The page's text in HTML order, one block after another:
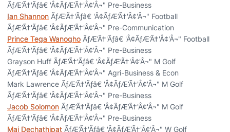
ÃƒÆ’Ã†'Ãƒâ€ 'Â¢ÃƒÆ’Ã†'Â¢'Â¬" Pre-Business
Ian Shannon ÃƒÆ’Ã†'Ãƒâ€ 'Â¢ÃƒÆ’Ã†'Â¢'Â¬" Football
ÃƒÆ’Ã†'Ãƒâ€ 'Â¢ÃƒÆ’Ã†'Â¢'Â¬" Pre-Communication
Prince Tega Wanogho ÃƒÆ’Ã†'Ãƒâ€ 'Â¢ÃƒÆ’Ã†'Â¢'Â¬" Football
ÃƒÆ’Ã†'Ãƒâ€ 'Â¢ÃƒÆ’Ã†'Â¢'Â¬" Pre-Business
Grayson Huff ÃƒÆ’Ã†'Ãƒâ€ 'Â¢ÃƒÆ’Ã†'Â¢'Â¬" M Golf
ÃƒÆ’Ã†'Ãƒâ€ 'Â¢ÃƒÆ’Ã†'Â¢'Â¬" Agri-Business & Econ
Mark Lawrence ÃƒÆ’Ã†'Ãƒâ€ 'Â¢ÃƒÆ’Ã†'Â¢'Â¬" M Golf
ÃƒÆ’Ã†'Ãƒâ€ 'Â¢ÃƒÆ’Ã†'Â¢'Â¬" Pre-Business
Jacob Solomon ÃƒÆ’Ã†'Ãƒâ€ 'Â¢ÃƒÆ’Ã†'Â¢'Â¬" M Golf
ÃƒÆ’Ã†'Ãƒâ€ 'Â¢ÃƒÆ’Ã†'Â¢'Â¬" Pre-Business
Mai Dechathipat ÃƒÆ’Ã†'Ãƒâ€ 'Â¢ÃƒÆ’Ã†'Â¢'Â¬" W Golf